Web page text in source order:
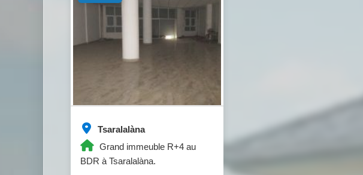
Tsaralalàna
Grand immeuble R+4 au
BDR à Tsaralalàna.